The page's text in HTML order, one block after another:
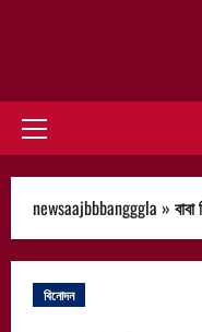
Primary
newsaajbbbangggla »
বিনোদন